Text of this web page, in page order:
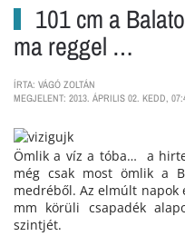
101 cm a
ma reggel …
ÍRTA: VÁGÓ ZOLTÁN
MEGJELENT: 2013. ÁPRILIS 02. KEDD,
Ömlik a víz a tóba… a
még csak most ömlik a
medréből. Az elmúlt napok
mm körüli csapadék
szintjét.